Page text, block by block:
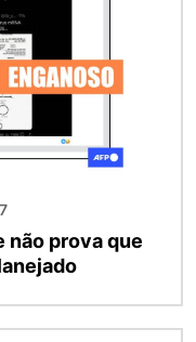
não prova que